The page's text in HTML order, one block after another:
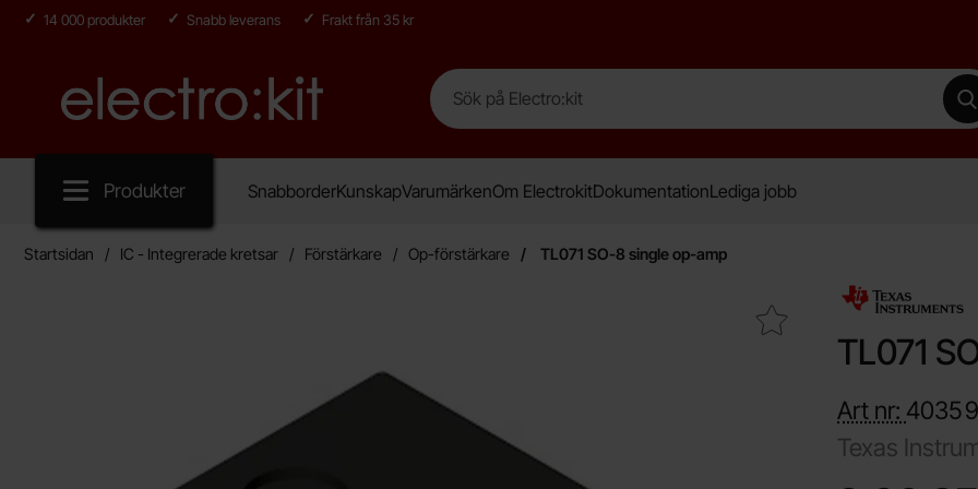
14 000 produkter Snabb leverans Frakt från 35 kr
Startsidan för Electro:kit
Sök
Sök på Electro:kit
Produkter SnabborderKunskapVarumärkenOm ElectrokitDokumentationLediga jobb
Startsidan IC - Integrerade kretsar Förstärkare Op-förstärkare TL071 SO-8 single op-amp
Makera tL071 SO-8 single op-amp som favorit
TL071
Art nr: 4035
Texas